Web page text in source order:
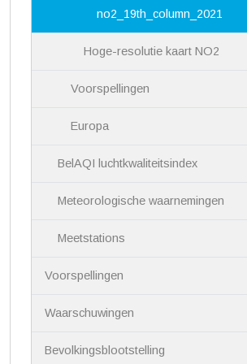
no2_19th_column_2021
Hoge-resolutie kaart NO2
Voorspellingen
Europa
BelAQI luchtkwaliteitsindex
Meteorologische waarnemingen
Meetstations
Voorspellingen
Waarschuwingen
Bevolkingsblootstelling